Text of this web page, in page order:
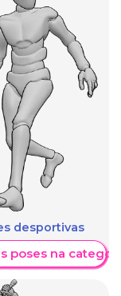
desportivas
poses na